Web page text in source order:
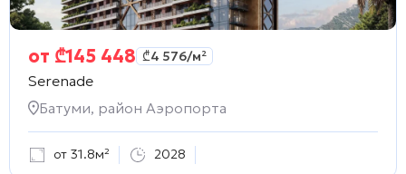
от ₾145 448 ₾4 576/м²
Serenade
Батуми, район Аэропорта
от 31.8м² 2028